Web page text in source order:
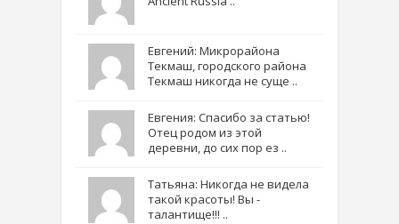
Евгений: Микрорайона
Текмаш, городского района
Текмаш никогда не суще ..
Евгения: Спасибо за статью!
Отец родом из этой
деревни, до сих пор ез ..
Татьяна: Никогда не видела
такой красоты! Вы -
талантище!!! ..